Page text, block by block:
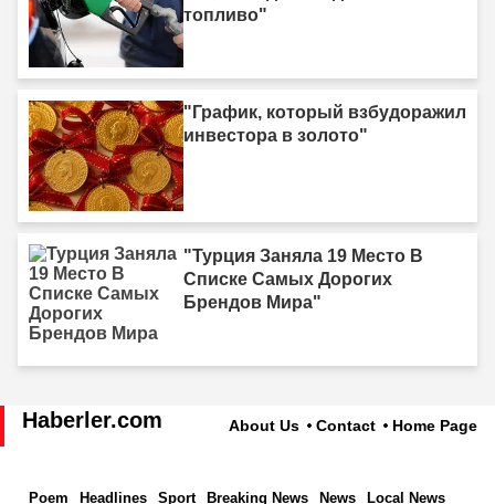
топливо"
"График, который взбудоражил
инвестора в золото"
"Турция Заняла 19 Место В
Списке Самых Дорогих
Брендов Мира"
Haberler.com About Us Contact Home Page
Poem Headlines Sport Breaking News News Local News